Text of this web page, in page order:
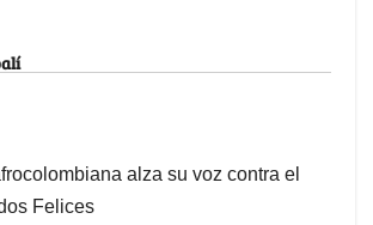
alza su voz contra el
Felices